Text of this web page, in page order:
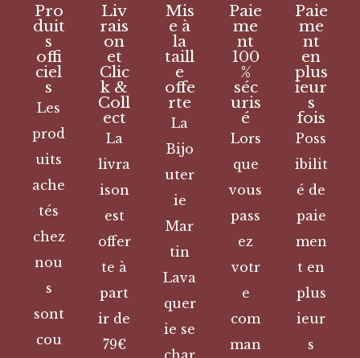
Pro
duit
s
offi
ciel
s
Les
prod
uits
ache
tés
chez
nou
s
sont
cou
Liv
rais
on
et
Clic
k &
Coll
ect
La
livra
ison
est
offer
te à
part
ir de
79€
Mis
e à
la
taill
e
offe
rte
La
Bijo
uter
ie
Mar
tin
Lava
quer
ie se
char
Paie
me
nt
100
%
séc
uris
é
Lors
que
vous
pass
ez
votr
e
com
man
Paie
me
nt
en
plus
ieur
s
fois
Poss
ibilit
é de
paie
men
t en
plus
ieur
s